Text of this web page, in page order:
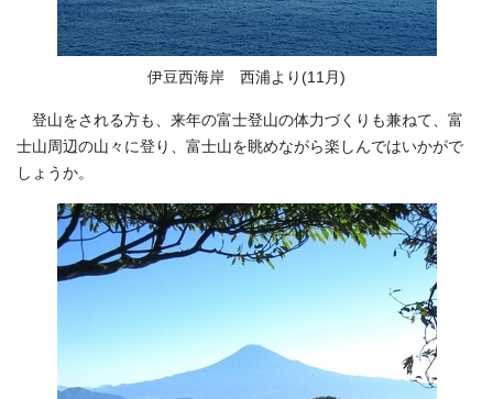
伊豆西海岸 西浦より(11月)
登山をされる方も、来年の富士登山の体力づくりも兼ねて、富
士山周辺の山々に登り、富士山を眺めながら楽しんではいかがで
しょうか。